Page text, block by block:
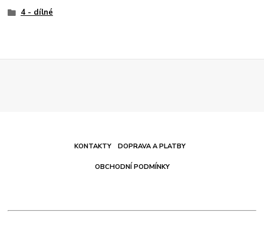
4 - dílné
KONTAKTY DOPRAVA A PLATBY
OBCHODNÍ PODMÍNKY